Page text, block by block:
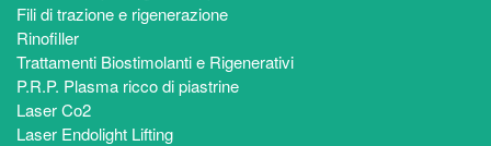
Fili di trazione e rigenerazione
Rinofiller
Trattamenti Biostimolanti e Rigenerativi
P.R.P. Plasma ricco di piastrine
Laser Co2
Laser Endolight Lifting